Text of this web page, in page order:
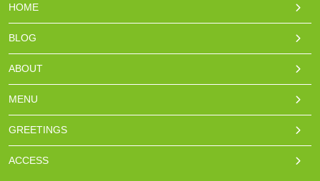
HOME
BLOG
ABOUT
MENU
GREETINGS
ACCESS